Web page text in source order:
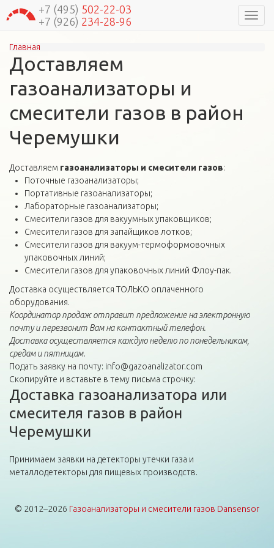
+7 (495) 502-22-03
+7 (926) 234-28-96
Вы здесь
Главная
Доставляем
газоанализаторы и
смесители газов в район
Черемушки
Доставляем газоанализаторы и смесители газов:
Поточные газоанализаторы;
Портативные газоанализаторы;
Лабораторные газоанализаторы;
Смесители газов для вакуумных упаковщиков;
Смесители газов для запайщиков лотков;
Смесители газов для вакуум-термоформовочных
упаковочных линий;
Смесители газов для упаковочных линий Флоу-пак.
Доставка осуществляется ТОЛЬКО оплаченного
оборудования.
Координатор продаж отправит предложение на электронную
почту и перезвонит Вам на контактный телефон.
Доставка осуществляется каждую неделю по понедельникам,
средам и пятницам.
Подать заявку на почту: info@gazoanalizator.com
Скопируйте и вставьте в тему письма строчку:
Доставка газоанализатора или
смесителя газов в район
Черемушки
Принимаем заявки на детекторы утечки газа и
металлодетекторы для пищевых производств.
© 2012–2026 Газоанализаторы и смесители газов Dansensor